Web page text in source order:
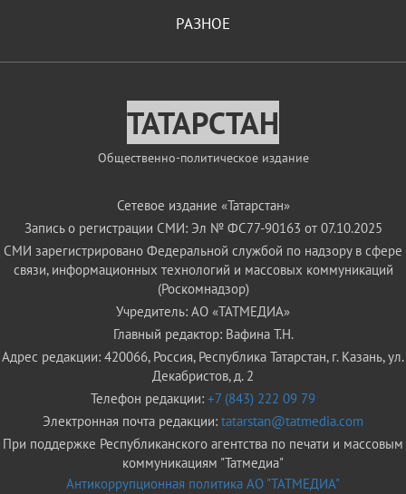
РАЗНОЕ
ТАТАРСТАН
Общественно-политическое издание
Сетевое издание «Татарстан»
Запись о регистрации СМИ: Эл № ФС77-90163 от 07.10.2025
СМИ зарегистрировано Федеральной службой по надзору в сфере
связи, информационных технологий и массовых коммуникаций
(Роскомнадзор)
Учредитель: АО «ТАТМЕДИА»
Главный редактор: Вафина Т.Н.
Адрес редакции: 420066, Россия, Республика Татарстан, г. Казань, ул.
Декабристов, д. 2
Телефон редакции: +7 (843) 222 09 79
Электронная почта редакции: tatarstan@tatmedia.com
При поддержке Республиканского агентства по печати и массовым
коммуникациям "Татмедиа"
Антикоррупционная политика АО "ТАТМЕДИА"